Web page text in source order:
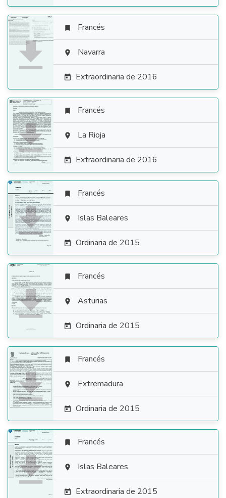

 Francés
 Navarra
 Extraordinaria de 2016

 Francés
 La Rioja
 Extraordinaria de 2016

 Francés
 Islas Baleares
 Ordinaria de 2015

 Francés
 Asturias
 Ordinaria de 2015

 Francés
 Extremadura
 Ordinaria de 2015

 Francés
 Islas Baleares
 Extraordinaria de 2015